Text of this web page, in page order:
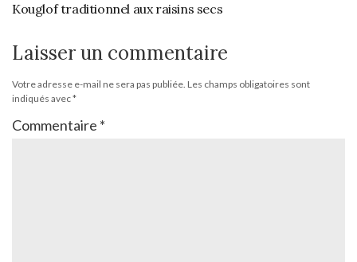
Kouglof traditionnel aux raisins secs
Laisser un commentaire
Votre adresse e-mail ne sera pas publiée. Les champs obligatoires sont
indiqués avec*
Commentaire *